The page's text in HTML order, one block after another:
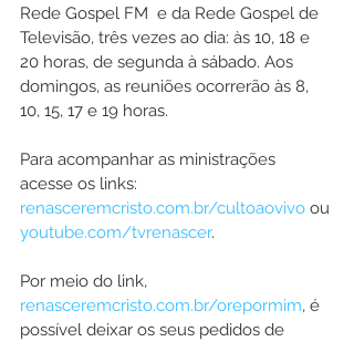
Rede Gospel FM  e da Rede Gospel de
Televisão, três vezes ao dia: às 10, 18 e
20 horas, de segunda à sábado. Aos
domingos, as reuniões ocorrerão às 8,
10, 15, 17 e 19 horas.
Para acompanhar as ministrações
acesse os links:
renasceremcristo.com.br/cultoaovivo ou
youtube.com/tvrenascer.
Por meio do link,
renasceremcristo.com.br/orepormim, é
possível deixar os seus pedidos de